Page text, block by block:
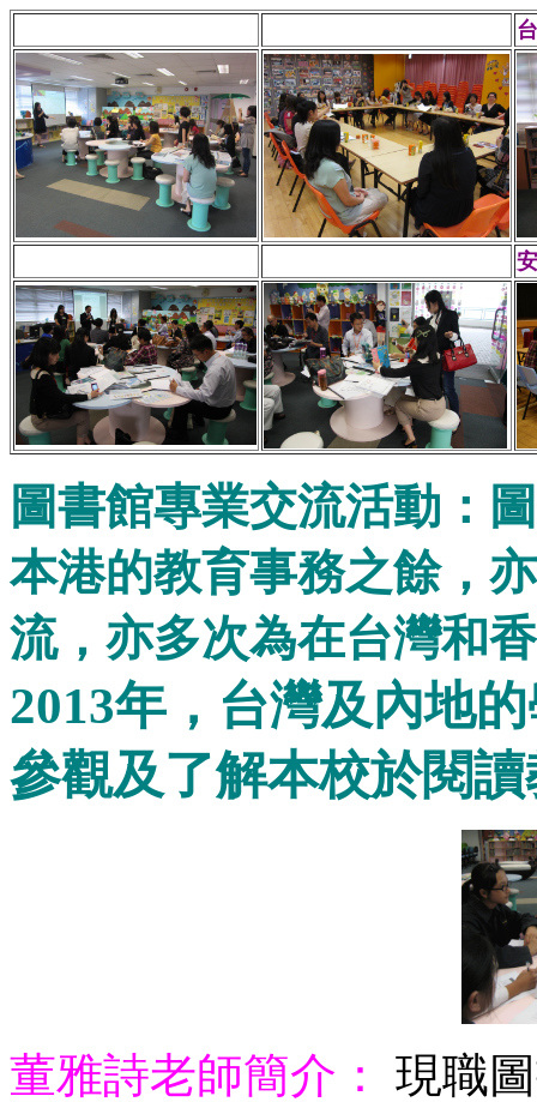
圖書館專業交流活動：
本港的教育事務之餘，
流，亦多次為在台灣和
2013年，台灣及內地
參觀及了解本校於閱
董雅詩老師簡介：
現職